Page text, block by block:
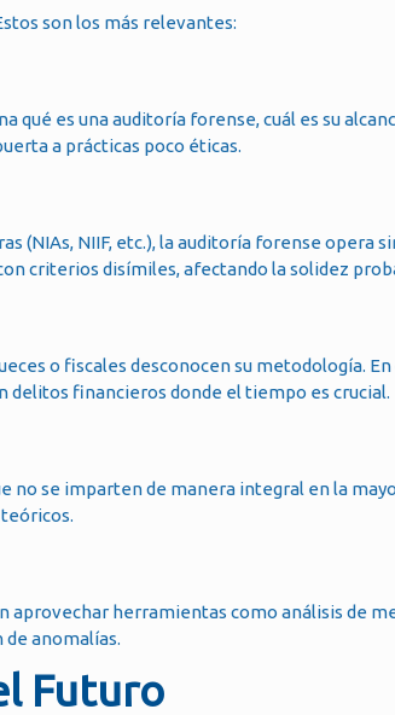
son los más relevantes:
es una auditoría forense, cuál es su
a prácticas poco éticas.
(NIAs, NIIF, etc.), la auditoría forense opera
criterios disímiles, afectando la solidez
o fiscales desconocen su metodología.
delitos financieros donde el tiempo es crucial.
no se imparten de manera integral en la
aprovechar herramientas como análisis de
anomalías.
Futuro